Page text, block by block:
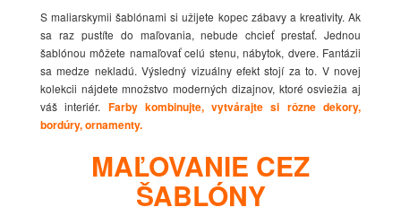
S maliarskymii šablónami si užijete kopec zábavy a kreativity. Ak
sa raz pustíte do maľovania, nebude chcieť prestať. Jednou
šablónou môžete namaľovať celú stenu, nábytok, dvere. Fantázii
sa medze nekladú. Výsledný vizuálny efekt stojí za to. V novej
kolekcii nájdete množstvo moderných dizajnov, ktoré osviežia aj
váš interiér. Farby kombinujte, vytvárajte si rôzne dekory,
bordúry, ornamenty.
MAĽOVANIE CEZ
ŠABLÓNY